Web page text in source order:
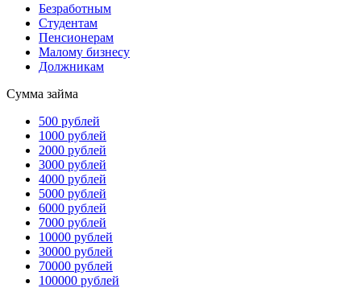
Безработным
Студентам
Пенсионерам
Малому бизнесу
Должникам
Сумма займа
500 рублей
1000 рублей
2000 рублей
3000 рублей
4000 рублей
5000 рублей
6000 рублей
7000 рублей
10000 рублей
30000 рублей
70000 рублей
100000 рублей